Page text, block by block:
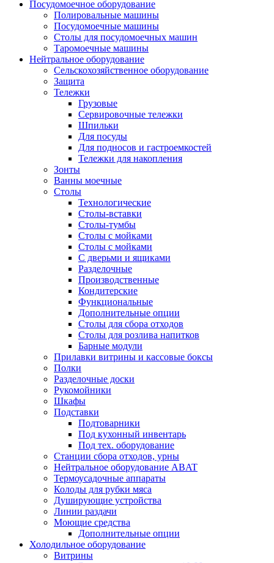
Посудомоечное оборудование
Полировальные машины
Посудомоечные машины
Столы для посудомоечных машин
Таромоечные машины
Нейтральное оборудование
Сельскохозяйственное оборудование
Защита
Тележки
Грузовые
Сервировочные тележки
Шпильки
Для посуды
Для подносов и гастроемкостей
Тележки для накопления
Зонты
Ванны моечные
Столы
Технологические
Столы-вставки
Столы-тумбы
Столы с мойками
Столы с мойками
С дверьми и ящиками
Разделочные
Производственные
Кондитерские
Функциональные
Дополнительные опции
Столы для сбора отходов
Столы для розлива напитков
Барные модули
Прилавки витрины и кассовые боксы
Полки
Разделочные доски
Рукомойники
Шкафы
Подставки
Подтоварники
Под кухонный инвентарь
Под тех. оборудование
Cтанции сбора отходов, урны
Нейтральное оборудование ABAT
Термоусадочные аппараты
Колоды для рубки мяса
Душирующие устройства
Линии раздачи
Моющие средства
Дополнительные опции
Холодильное оборудование
Витрины